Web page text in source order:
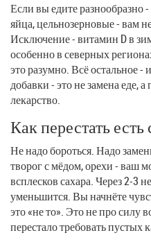
Если вы едите
яйца, цельнозерновые - вам
Исключение - витамин D в
особенно в северных
это разумно. Всё остальное
добавки - это не замена еде,
лекарство.
Как перестать есть
Не надо бороться. Надо
творог с мёдом, орехи - ваш
всплесков сахара. Через 2-3
уменьшится. Вы начнёте
это «не то». Это не про силу
перестало требовать пустых